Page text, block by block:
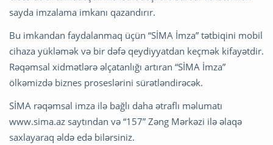
sayda imzalama imkanı qazandırır.
Bu imkandan faydalanmaq üçün “SİMA İmza” tətbiqini mobil
cihaza yükləmək və bir dəfə qeydiyyatdan keçmək kifayətdir.
Rəqəmsal xidmətlərə əlçatanlığı artıran “SİMA İmza”
ölkəmizdə biznes proseslərini sürətləndirəcək.
SİMA rəqəmsal imza ilə bağlı daha ətraflı məlumatı
www.sima.az saytından və “157” Zəng Mərkəzi ilə əlaqə
saxlayaraq əldə edə bilərsiniz.